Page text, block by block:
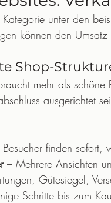
unter den
können den Umsatz
Shop-
mehr als schöne
ausgerichtet
finden sofort,
– Mehrere Ansichten
Gütesiegel,
Schritte bis zum